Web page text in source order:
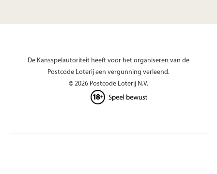
De Kansspelautoriteit heeft voor het organiseren van de
Postcode Loterij een vergunning verleend.
© 2026 Postcode Loterij N.V.